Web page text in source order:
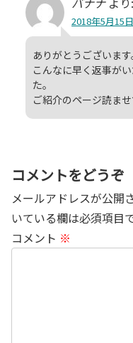
2018年5月15
ありがとうございます
こんなに早く返事が
た。
ご紹介のページ読ませ
コメントをどうぞ
メールアドレスが公開
いている欄は必須項目
コメント ※